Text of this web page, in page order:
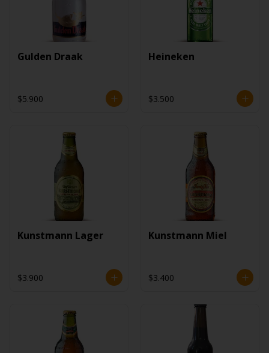
Gulden Draak
$5.900
Heineken
$3.500
Kunstmann Lager
$3.900
Kunstmann Miel
$3.400